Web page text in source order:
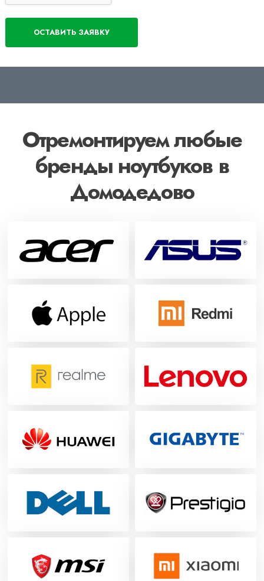
Отремонтируем любые
бренды ноутбуков в
Домодедово